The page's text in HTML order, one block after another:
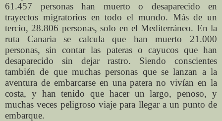
61.457 personas han muerto o desaparecido en
trayectos migratorios en todo el mundo. Más de un
tercio, 28.806 personas, solo en el Mediterráneo. En la
ruta Canaria se calcula que han muerto 21.000
personas, sin contar las pateras o cayucos que han
desaparecido sin dejar rastro. Siendo conscientes
también de que muchas personas que se lanzan a la
aventura de embarcarse en una patera no vivían en la
costa, y han tenido que hacer un largo, penoso, y
muchas veces peligroso viaje para llegar a un punto de
embarque.